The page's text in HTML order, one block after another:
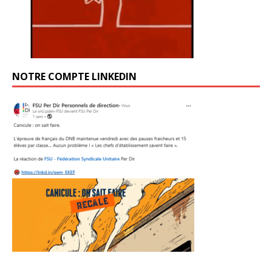
NOTRE COMPTE LINKEDIN